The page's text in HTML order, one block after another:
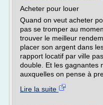
Acheter pour louer
Quand on veut acheter
pas se tromper au
trouver le meilleur
placer son argent dans
rapport locatif par ville
double. Et les gagnantes
auxquelles on pense à
Lire la suite